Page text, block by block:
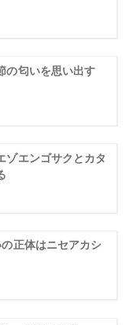
の匂いを思い出す
ゾエンゴサクとカタ
正体はニセアカシ